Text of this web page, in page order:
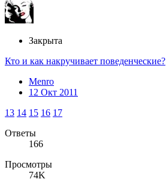
Закрыта
Кто и как накручивает поведенческие?
Menro
12 Окт 2011
13 14 15 16 17
Ответы
166
Просмотры
74K